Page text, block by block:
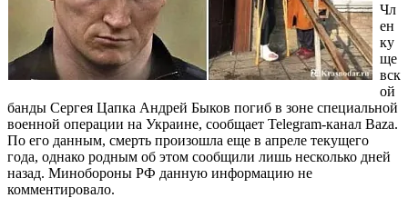
Чл
ен
ку
ще
вск
ой
банды Сергея Цапка Андрей Быков погиб в зоне специальной
военной операции на Украине, сообщает Telegram-канал Baza.
По его данным, смерть произошла еще в апреле текущего
года, однако родным об этом сообщили лишь несколько дней
назад. Минобороны РФ данную информацию не
комментировало.